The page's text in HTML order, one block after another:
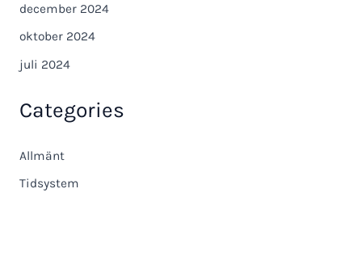
december 2024
oktober 2024
juli 2024
Categories
Allmänt
Tidsystem